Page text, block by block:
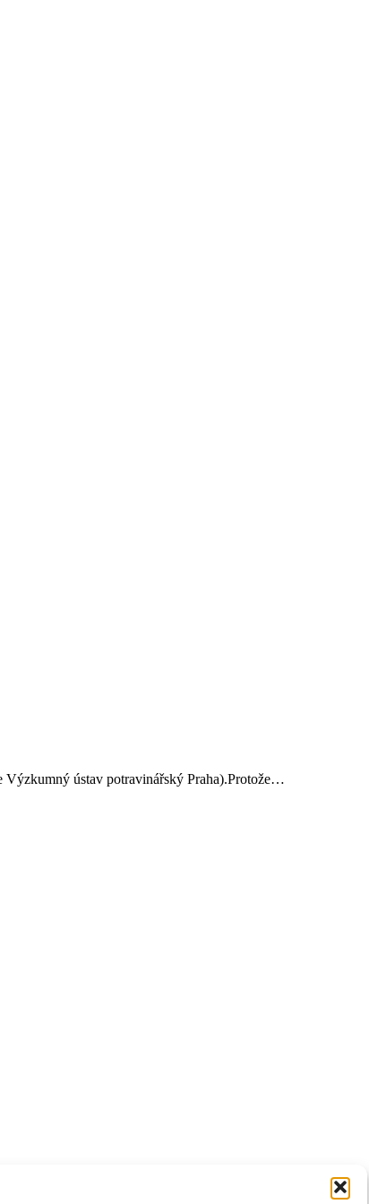
Výzkumný ústav potravinářský Praha).Protože…